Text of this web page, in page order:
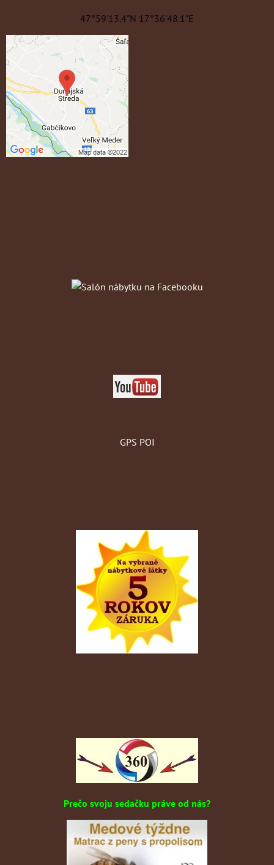
47°59'13.4"N 17°36'48.1"E
GPS POI
Prečo svoju sedačku práve od nás?